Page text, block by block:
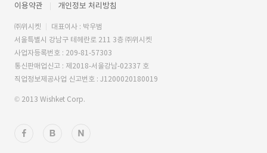
이용약관 개인정보 처리방침
㈜위시켓
대표이사 : 박우범
서울특별시 강남구 테헤란로 211 3층 ㈜위시켓
사업자등록번호 : 209-81-57303
통신판매업신고 : 제2018-서울강남-02337 호
직업정보제공사업 신고번호 : J1200020180019
© 2013 Wishket Corp.